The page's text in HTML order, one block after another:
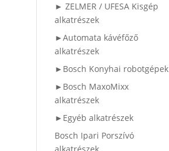
► ZELMER / UFESA Kisgép
alkatrészek
►Automata kávéfőző
alkatrészek
►Bosch Konyhai robotgépek
►Bosch MaxoMixx
alkatrészek
►Egyéb alkatrészek
Bosch Ipari Porszívó